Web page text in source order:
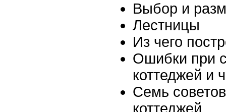
Выбор и
Лестницы
Из чего
Ошибки при
коттеджей и
Семь
коттеджей